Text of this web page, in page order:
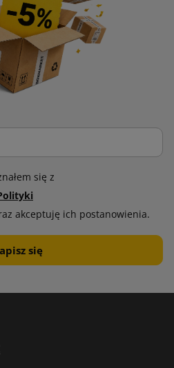
się z
akceptuję ich postanowienia.